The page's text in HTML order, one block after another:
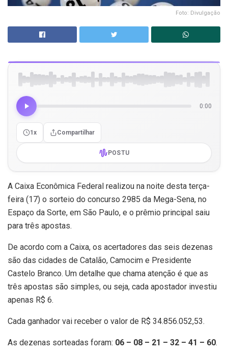
Foto: Divulgação
0:00
1x Compartilhar
POSTU
A Caixa Econômica Federal realizou na noite desta terça-
feira (17) o sorteio do concurso 2985 da Mega-Sena, no
Espaço da Sorte, em São Paulo, e o prêmio principal saiu
para três apostas.
De acordo com a Caixa, os acertadores das seis dezenas
são das cidades de Catalão, Camocim e Presidente
Castelo Branco. Um detalhe que chama atenção é que as
três apostas são simples, ou seja, cada apostador investiu
apenas R$ 6.
Cada ganhador vai receber o valor de R$ 34.856.052,53.
As dezenas sorteadas foram: 06 – 08 – 21 – 32 – 41 – 60.